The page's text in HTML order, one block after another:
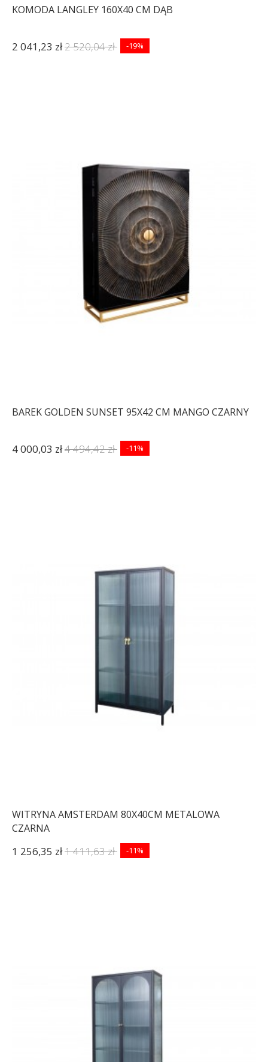
KOMODA LANGLEY 160X40 CM DĄB
2 041,23 zł2 520,04 zł -19%
BAREK GOLDEN SUNSET 95X42 CM MANGO CZARNY
4 000,03 zł4 494,42 zł -11%
WITRYNA AMSTERDAM 80X40CM METALOWA
CZARNA
1 256,35 zł1 411,63 zł -11%